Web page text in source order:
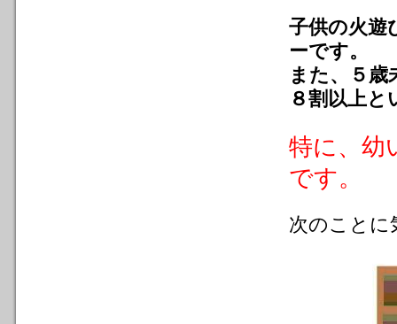
子供の火遊
ーです。
また、５
８割以上
特に、幼
です。
次のことに